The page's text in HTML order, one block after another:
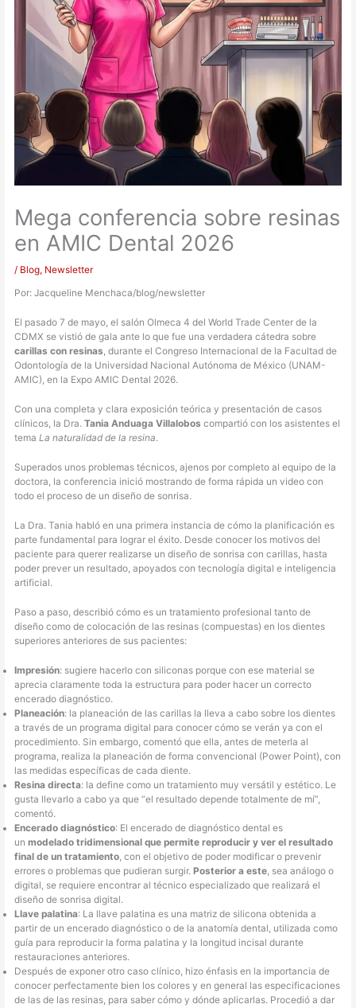
Mega conferencia sobre resinas
en AMIC Dental 2026
/ Blog, Newsletter
Por: Jacqueline Menchaca/blog/newsletter
El pasado 7 de mayo, el salón Olmeca 4 del World Trade Center de la
CDMX se vistió de gala ante lo que fue una verdadera cátedra sobre
carillas con resinas, durante el Congreso Internacional de la Facultad de
Odontología de la Universidad Nacional Autónoma de México (UNAM-
AMIC), en la Expo AMIC Dental 2026.
Con una completa y clara exposición teórica y presentación de casos
clínicos, la Dra.Tania Anduaga Villalobos compartió con los asistentes el
temaLa naturalidad de la resina.
Superados unos problemas técnicos, ajenos por completo al equipo de la
doctora, la conferencia inició mostrando de forma rápida un video con
todo el proceso de un diseño de sonrisa.
La Dra. Tania habló en una primera instancia de cómo la planificación es
parte fundamental para lograr el éxito. Desde conocer los motivos del
paciente para querer realizarse un diseño de sonrisa con carillas, hasta
poder prever un resultado, apoyados con tecnología digital e inteligencia
artificial.
Paso a paso, describió cómo es un tratamiento profesional tanto de
diseño como de colocación de las resinas (compuestas) en los dientes
superiores anteriores de sus pacientes:
Impresión: sugiere hacerlo con siliconas porque con ese material se
aprecia claramente toda la estructura para poder hacer un correcto
encerado diagnóstico.
Planeación: la planeación de las carillas la lleva a cabo sobre los dientes
a través de un programa digital para conocer cómo se verán ya con el
procedimiento. Sin embargo, comentó que ella, antes de meterla al
programa, realiza la planeación de forma convencional (Power Point), con
las medidas específicas de cada diente.
Resina directa: la define como un tratamiento muy versátil y estético. Le
gusta llevarlo a cabo ya que “el resultado depende totalmente de mí”,
comentó.
Encerado diagnóstico: El encerado de diagnóstico dental es
unmodelado tridimensional que permite reproducir y ver el resultado
final de un tratamiento, con el objetivo de poder modificar o prevenir
errores o problemas que pudieran surgir. Posterior a este, sea análogo o
digital, se requiere encontrar al técnico especializado que realizará el
diseño de sonrisa digital.
Llave palatina: La llave palatina es una matriz de silicona obtenida a
partir de un encerado diagnóstico o de la anatomía dental, utilizada como
guía para reproducir la forma palatina y la longitud incisal durante
restauraciones anteriores.
Después de exponer otro caso clínico, hizo énfasis en la importancia de
conocer perfectamente bien los colores y en general las especificaciones
de las de las resinas, para saber cómo y dónde aplicarlas. Procedió a dar